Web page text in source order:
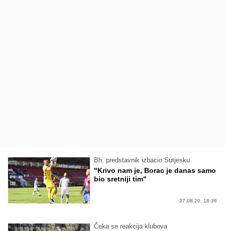
Bh. predstavnik izbacio Sutjesku
"Krivo nam je, Borac je danas samo
bio sretniji tim"
27.08.20. 18:36
Čeka se reakcija klubova